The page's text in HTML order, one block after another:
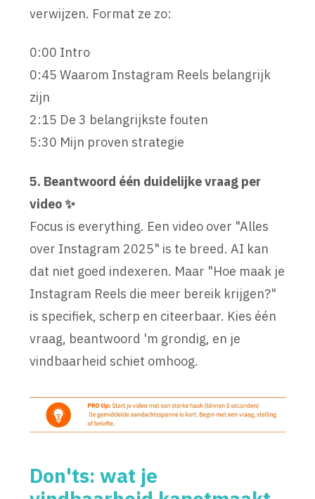
verwijzen. Format ze zo:
0:00 Intro
0:45 Waarom Instagram Reels belangrijk
zijn
2:15 De 3 belangrijkste fouten
5:30 Mijn proven strategie
5. Beantwoord één duidelijke vraag per
video ✨
Focus is everything. Een video over "Alles
over Instagram 2025" is te breed. AI kan
dat niet goed indexeren. Maar "Hoe maak je
Instagram Reels die meer bereik krijgen?"
is specifiek, scherp en citeerbaar. Kies één
vraag, beantwoord 'm grondig, en je
vindbaarheid schiet omhoog.
Don'ts: wat je